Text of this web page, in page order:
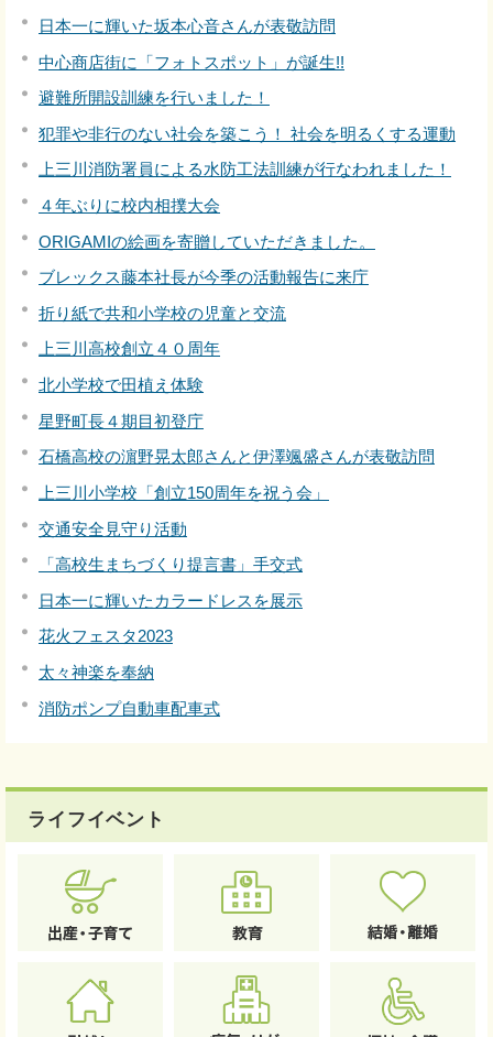
日本一に輝いた坂本心音さんが表敬訪問
中心商店街に「フォトスポット」が誕生!!
避難所開設訓練を行いました！
犯罪や非行のない社会を築こう！ 社会を明るくする運動
上三川消防署員による水防工法訓練が行なわれました！
４年ぶりに校内相撲大会
ORIGAMIの絵画を寄贈していただきました。
ブレックス藤本社長が今季の活動報告に来庁
折り紙で共和小学校の児童と交流
上三川高校創立４０周年
北小学校で田植え体験
星野町長４期目初登庁
石橋高校の濵野晃太郎さんと伊澤颯盛さんが表敬訪問
上三川小学校「創立150周年を祝う会」
交通安全見守り活動
「高校生まちづくり提言書」手交式
日本一に輝いたカラードレスを展示
花火フェスタ2023
太々神楽を奉納
消防ポンプ自動車配車式
ライフイベント